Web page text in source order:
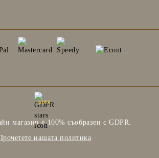
GDPR
магазин е 100% съобразен с GDPR.
нашата политика